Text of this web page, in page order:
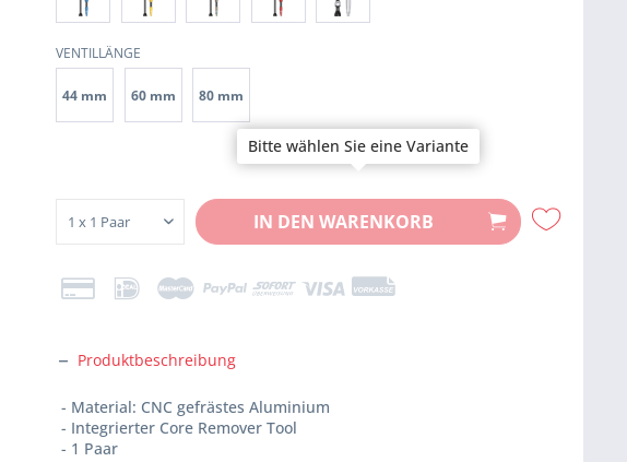
VENTILLÄNGE
44 mm 60 mm 80 mm
IN DEN WARENKORB
Produktbeschreibung
- Material: CNC gefrästes Aluminium
- Integrierter Core Remover Tool
- 1 Paar
Bitte wählen Sie eine Variante